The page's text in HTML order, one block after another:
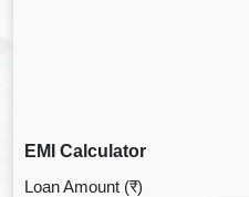
EMI Calculator
Loan Amount (₹)